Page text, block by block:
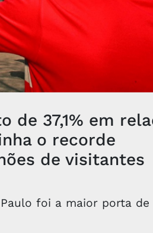
de 37,1% em
o recorde
de visitantes
foi a maior porta de